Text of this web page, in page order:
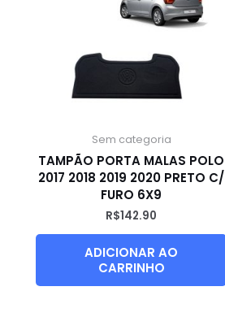
Sem categoria
TAMPÃO PORTA MALAS POLO
2017 2018 2019 2020 PRETO C/
FURO 6X9
R$142.90
ADICIONAR AO
CARRINHO